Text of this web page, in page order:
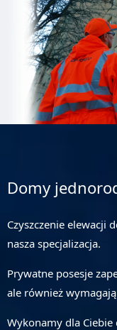
Domy
Czyszczenie elewacji
nasza specjalizacja.
Prywatne posesje
ale również
Wykonamy dla Ciebie